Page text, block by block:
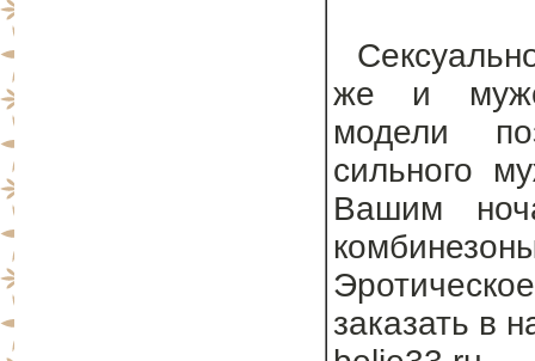
же и
модели
сильного
Вашим
заказать в